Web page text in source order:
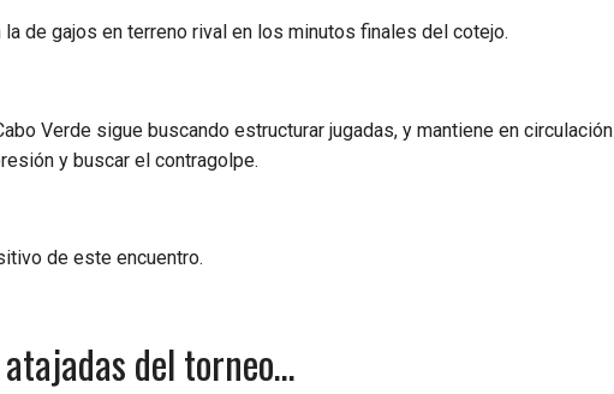
de gajos en terreno rival en los minutos finales del cotejo.
Verde sigue buscando estructurar jugadas, y mantiene en circulación
y buscar el contragolpe.
de este encuentro.
del torneo…